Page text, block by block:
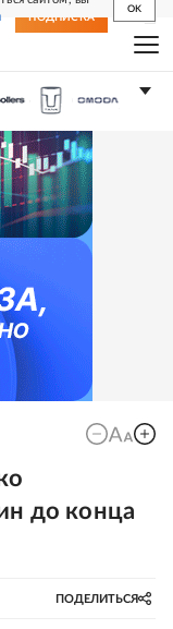
OK
ПОДПИСКА
до конца
ПОДЕЛИТЬСЯ